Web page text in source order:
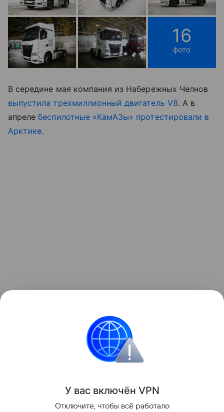
16
фото
В середине мая компания из Набережных Челнов
выпустила трехмиллионный двигатель V8. А в
апрелебеспилотные «КамАЗы» протестировали в
Арктике.
Контент недоступен
Автопром России Авторынок России
У вас включён VPN
Отключите, чтобы всё работало